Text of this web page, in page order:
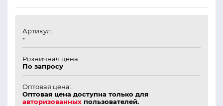
Артикул:
-
Розничная цена:
По запросу
Оптовая цена:
Оптовая цена доступна только для
авторизованных пользователей.